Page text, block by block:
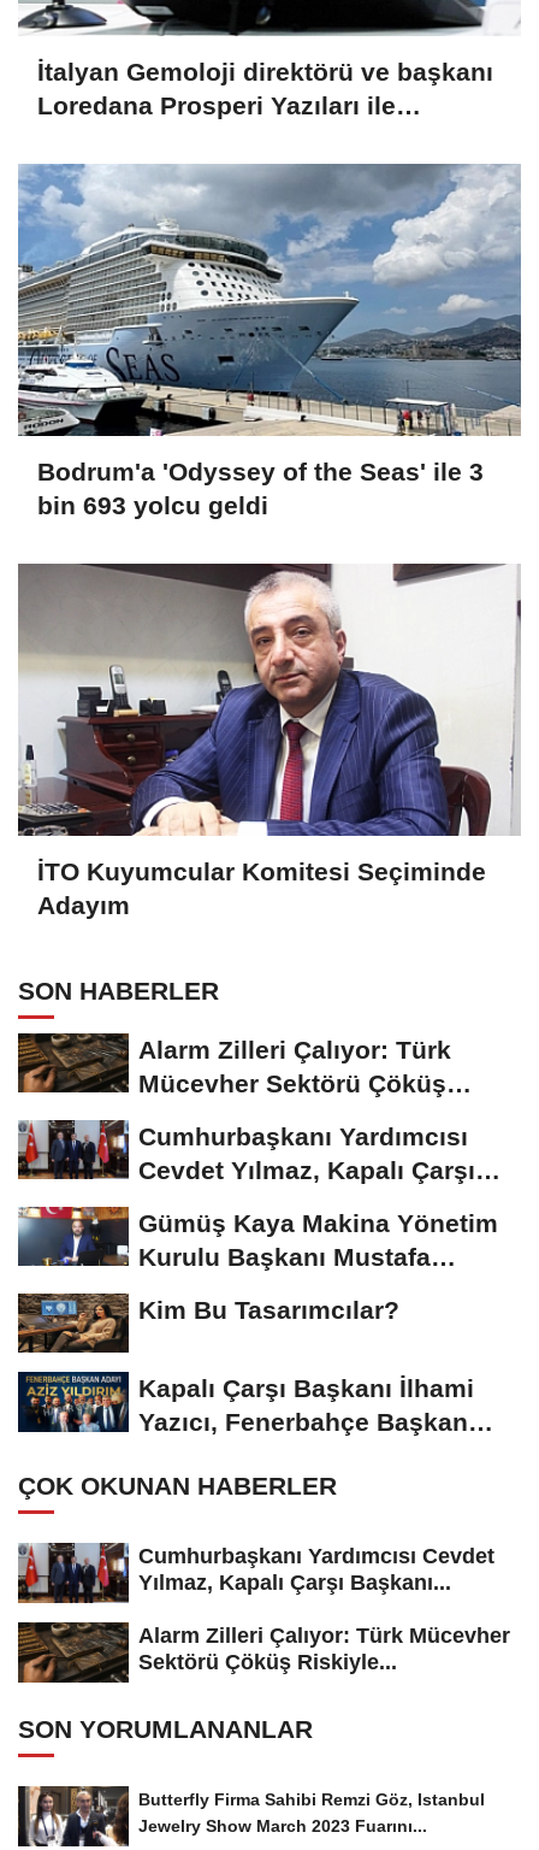
İtalyan Gemoloji direktörü ve başkanı
Loredana Prosperi Yazıları ile
Bodrum'a 'Odyssey of the Seas' ile 3
bin 693 yolcu geldi
İTO Kuyumcular Komitesi Seçiminde
Adayım
SON HABERLER
Alarm Zilleri Çalıyor: Türk
Mücevher Sektörü Çöküş
Cumhurbaşkanı Yardımcısı
Cevdet Yılmaz, Kapalı Çarşı
Gümüş Kaya Makina Yönetim
Kurulu Başkanı Mustafa
Kim Bu Tasarımcılar?
Kapalı Çarşı Başkanı İlhami
Yazıcı, Fenerbahçe Başkan
ÇOK OKUNAN HABERLER
Cumhurbaşkanı Yardımcısı Cevdet
Yılmaz, Kapalı Çarşı Başkanı...
Alarm Zilleri Çalıyor: Türk Mücevher
Sektörü Çöküş Riskiyle...
SON YORUMLANANLAR
Butterfly Firma Sahibi Remzi Göz, Istanbul
Jewelry Show March 2023 Fuarını...